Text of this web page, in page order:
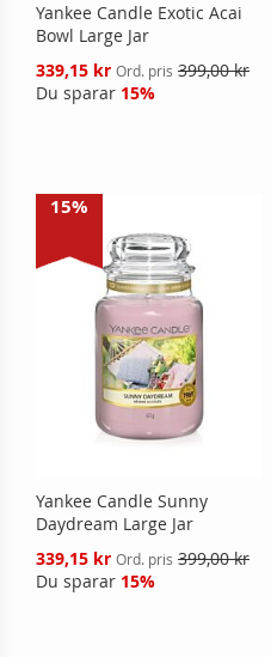
Yankee Candle Exotic Acai
Bowl Large Jar
Reducerat
pris
339,15 kr Ord. pris 399,00 kr
Du sparar 15%
15%
Yankee Candle Sunny
Daydream Large Jar
Reducerat
pris
339,15 kr Ord. pris 399,00 kr
Du sparar 15%